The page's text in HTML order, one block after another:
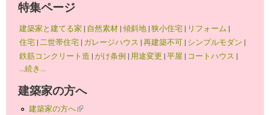
特集ページ
建築家と建てる家 | 自然素材|傾斜地|狭小住宅| リフォーム |
住宅|二世帯住宅| ガレージハウス |再建築不可| シンプルモダン |
鉄筋コンクリート造 |がけ条例 | 用途変更 |平屋 | コートハウス |
...続き...
建築家の方へ
建築家の方へ(link is external)